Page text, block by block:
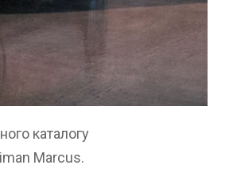
каталогу
Marcus.